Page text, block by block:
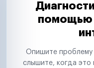
помощью
Опишите проблему
слышите, когда это